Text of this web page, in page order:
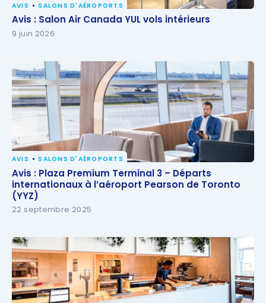
Avis : Salon Air Canada YUL vols intérieurs
AVIS SALONS D'AÉROPORTS
Avis : Salon Air Canada YUL vols intérieurs
9 juin 2026
Avis : Plaza Premium Terminal 3 – Départs
internationaux à l’aéroport Pearson de Toronto
(YYZ)
AVIS SALONS D'AÉROPORTS
Avis : Plaza Premium Terminal 3 – Départs
internationaux à l’aéroport Pearson de Toronto
(YYZ)
22 septembre 2025